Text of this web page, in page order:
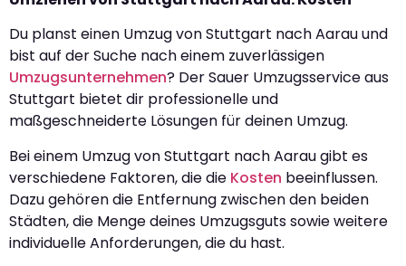
Du planst einen Umzug von Stuttgart nach Aarau und
bist auf der Suche nach einem zuverlässigen
Umzugsunternehmen? Der Sauer Umzugsservice aus
Stuttgart bietet dir professionelle und
maßgeschneiderte Lösungen für deinen Umzug.
Bei einem Umzug von Stuttgart nach Aarau gibt es
verschiedene Faktoren, die die Kosten beeinflussen.
Dazu gehören die Entfernung zwischen den beiden
Städten, die Menge deines Umzugsguts sowie weitere
individuelle Anforderungen, die du hast.